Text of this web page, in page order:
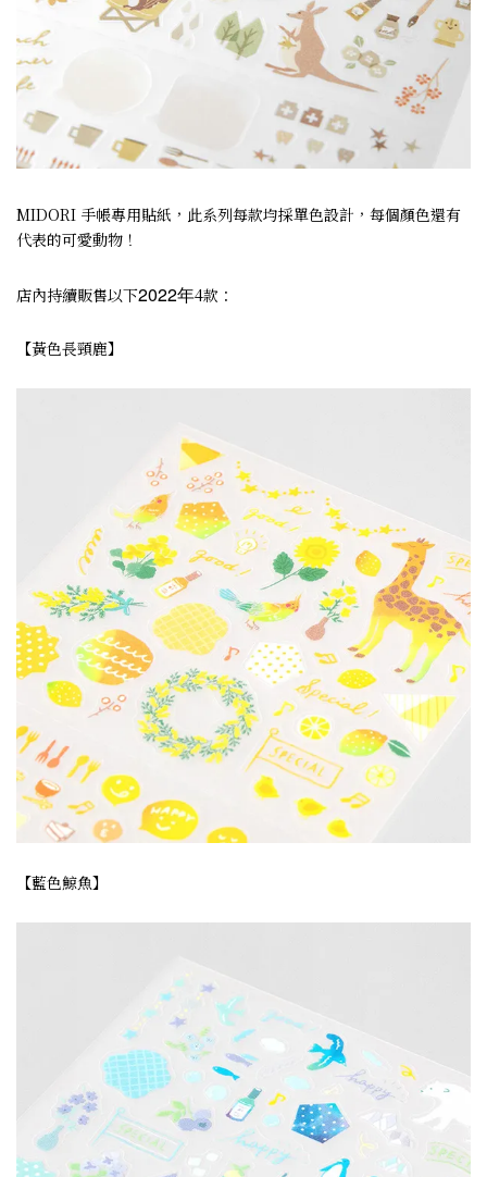
MIDORI 手帳專用貼紙，此系列每款均採單色設計，每個顏色還有
代表的可愛動物！
店內持續販售以下2022年4款：
【黃色長頸鹿】
【藍色鯨魚】